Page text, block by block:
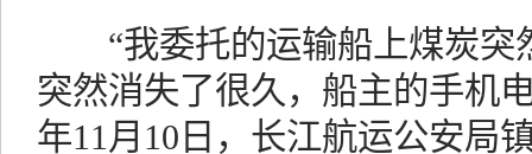
“我委托的运输船上煤炭突
突然消失了很久，船主的手机
年11月10日，长江航运公安局